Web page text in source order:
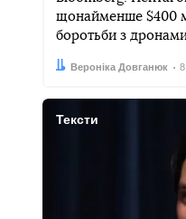
щонайменше $400
боротьби з
Автор:Вероніка Довганюк
Дата:
Тексти